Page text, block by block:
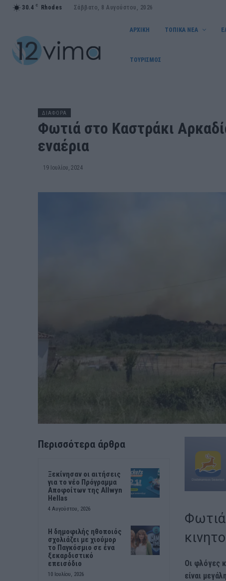
30.4 C Rhodes Σάββατο, 8 Αυγούστου, 2026
ΑΡΧΙΚΗ ΤΟΠΙΚΑ ΝΕΑ
ΤΟΥΡΙΣΜΟΣ
ΔΙΑΦΟΡΑ
Φωτιά στο Καστράκι
εναέρια
19 Ιουλίου, 2024
Περισσότερα άρθρα
Ξεκίνησαν οι αιτήσεις
για το νέο Πρόγραμμα
Αποφοίτων της Allwyn
Hellas
4 Αυγούστου, 2026
Η δημοφιλής ηθοποιός
σχολιάζει με χιούμορ
το Παγκόσμιο σε ένα
ξεκαρδιστικό
επεισόδιο
10 Ιουλίου, 2026
Οι φλόγες
είναι